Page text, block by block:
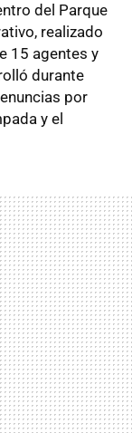
del Parque
realizado
15 agentes y
durante
por
y el